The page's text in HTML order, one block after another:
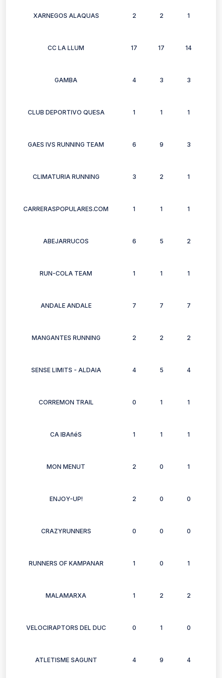
XARNEGOS ALAQUAS 2 2 1
CC LA LLUM 17 17 14
GAMBA 4 3 3
CLUB DEPORTIVO QUESA 1 1 1
GAES IVS RUNNING TEAM 6 9 3
CLIMATURIA RUNNING 3 2 1
CARRERASPOPULARES.COM 1 1 1
ABEJARRUCOS 6 5 2
RUN-COLA TEAM 1 1 1
ANDALE ANDALE 7 7 7
MANGANTES RUNNING 2 2 2
SENSE LIMITS - ALDAIA 4 5 4
CORREMON TRAIL 0 1 1
CA IBAñéS 1 1 1
MON MENUT 2 0 1
ENJOY-UP! 2 0 0
CRAZYRUNNERS 0 0 0
RUNNERS OF KAMPANAR 1 0 1
MALAMARXA 1 2 2
VELOCIRAPTORS DEL DUC 0 1 0
ATLETISME SAGUNT 4 9 4